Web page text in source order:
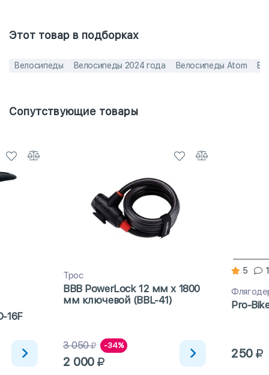
Этот товар в подборках
Велосипеды Велосипеды 2024 года Велосипеды Atom
Сопутствующие товары
16F
Трос
BBB PowerLock 12 мм x 1800
мм ключевой (BBL-41)
3 050 -34%
2 000
5 1
Pro-
250